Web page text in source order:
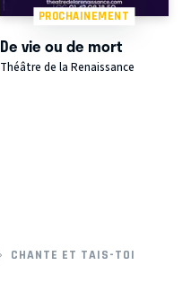
PROCHAINEMENT
De vie ou de mort
Théâtre de la Renaissance
CHANTE ET TAIS-TOI